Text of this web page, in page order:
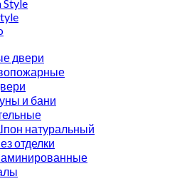
Style
двери
и бани
натуральный
отделки